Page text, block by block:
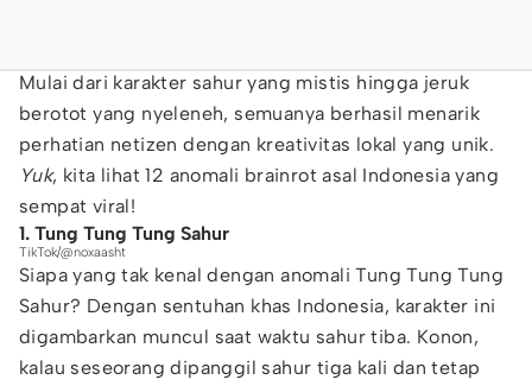
Mulai dari karakter sahur yang mistis hingga jeruk
berotot yang nyeleneh, semuanya berhasil menarik
perhatian netizen dengan kreativitas lokal yang unik.
Yuk, kita lihat 12 anomali brainrot asal Indonesia yang
sempat viral!
1. Tung Tung Tung Sahur
TikTok/@noxaasht
Siapa yang tak kenal dengan anomali Tung Tung Tung
Sahur? Dengan sentuhan khas Indonesia, karakter ini
digambarkan muncul saat waktu sahur tiba. Konon,
kalau seseorang dipanggil sahur tiga kali dan tetap